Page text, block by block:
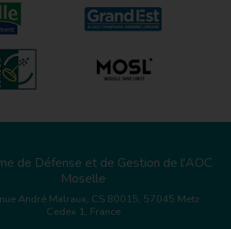
de Défense et de Gestion de l'AOC
Moselle
André Malraux, CS 80015, 57045 Metz
Cedex 1, France